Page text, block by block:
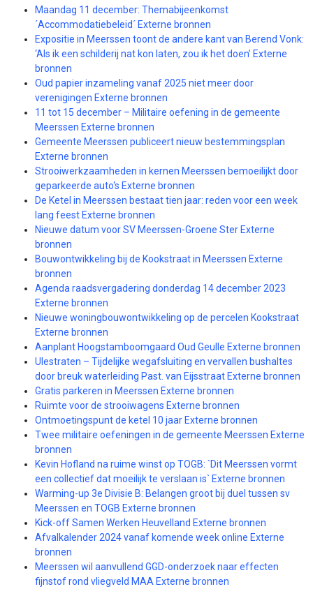
Maandag 11 december: Themabijeenkomst
´Accommodatiebeleid´ Externe bronnen
Expositie in Meerssen toont de andere kant van Berend Vonk:
‘Als ik een schilderij nat kon laten, zou ik het doen’ Externe
bronnen
Oud papier inzameling vanaf 2025 niet meer door
verenigingen Externe bronnen
11 tot 15 december – Militaire oefening in de gemeente
Meerssen Externe bronnen
Gemeente Meerssen publiceert nieuw bestemmingsplan
Externe bronnen
Strooiwerkzaamheden in kernen Meerssen bemoeilijkt door
geparkeerde auto‘s Externe bronnen
De Ketel in Meerssen bestaat tien jaar: reden voor een week
lang feest Externe bronnen
Nieuwe datum voor SV Meerssen-Groene Ster Externe
bronnen
Bouwontwikkeling bij de Kookstraat in Meerssen Externe
bronnen
Agenda raadsvergadering donderdag 14 december 2023
Externe bronnen
Nieuwe woningbouwontwikkeling op de percelen Kookstraat
Externe bronnen
Aanplant Hoogstamboomgaard Oud Geulle Externe bronnen
Ulestraten – Tijdelijke wegafsluiting en vervallen bushaltes
door breuk waterleiding Past. van Eijsstraat Externe bronnen
Gratis parkeren in Meerssen Externe bronnen
Ruimte voor de strooiwagens Externe bronnen
Ontmoetingspunt de ketel 10 jaar Externe bronnen
Twee militaire oefeningen in de gemeente Meerssen Externe
bronnen
Kevin Hofland na ruime winst op TOGB: `Dit Meerssen vormt
een collectief dat moeilijk te verslaan is` Externe bronnen
Warming-up 3e Divisie B: Belangen groot bij duel tussen sv
Meerssen en TOGB Externe bronnen
Kick-off Samen Werken Heuvelland Externe bronnen
Afvalkalender 2024 vanaf komende week online Externe
bronnen
Meerssen wil aanvullend GGD-onderzoek naar effecten
fijnstof rond vliegveld MAA Externe bronnen